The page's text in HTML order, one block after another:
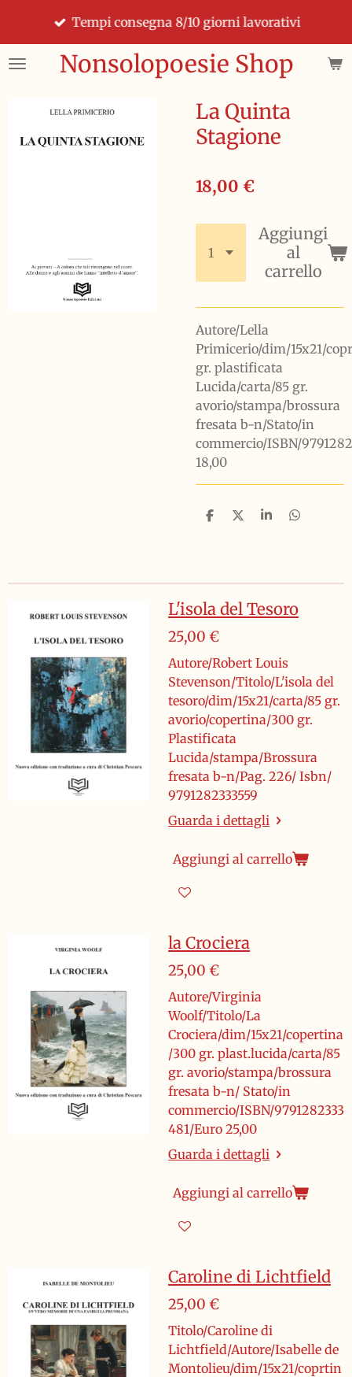
contenuto
principaleNonsolopoesie Shop
Tempi consegna 8/10 giorni lavorativi
La Quinta
Stagione
18,00 €
Aggiungi
al
carrello
Autore/Lella
Primicerio/dim/15x21/
gr. plastificata
Lucida/carta/85 gr.
avorio/stampa/brossura
fresata b-n/Stato/in
commercio/ISBN/
18,00
C
v
d
i
C
v
d
i
C
v
d
i
C
v
d
i
L'isola del Tesoro
25,00 €
Autore/Robert Louis
Stevenson/Titolo/L'isola del
tesoro/dim/15x21/carta/85 gr.
avorio/copertina/300 gr.
Plastificata
Lucida/stampa/Brossura
fresata b-n/Pag. 226/ Isbn/
9791282333559
Guarda i dettagli
Aggiungi al carrello
la Crociera
25,00 €
Autore/Virginia
Woolf/Titolo/La
Crociera/dim/15x21/copertina
/300 gr. plast.lucida/carta/85
gr. avorio/stampa/brossura
fresata b-n/ Stato/in
commercio/ISBN/9791282333
481/Euro 25,00
Guarda i dettagli
Aggiungi al carrello
Caroline di Lichtfield
25,00 €
Titolo/Caroline di
Lichtfield/Autore/Isabelle de
Montolieu/dim/15x21/coprtin